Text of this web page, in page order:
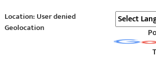
Location: User denied
Geolocation